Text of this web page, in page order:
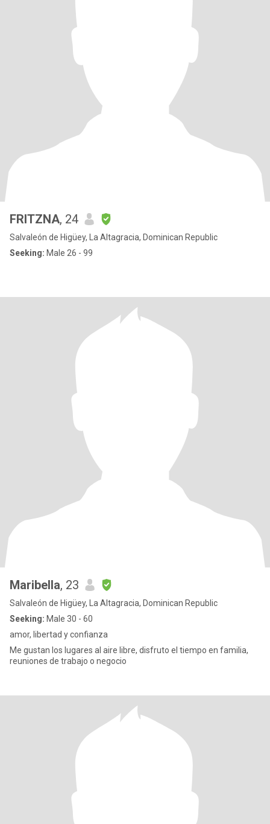
FRITZNA, 24
Salvaleón de Higüey, La Altagracia, Dominican Republic
Seeking: Male 26 - 99
Maribella, 23
Salvaleón de Higüey, La Altagracia, Dominican Republic
Seeking: Male 30 - 60
amor, libertad y confianza
Me gustan los lugares al aire libre, disfruto el tiempo en familia,
reuniones de trabajo o negocio